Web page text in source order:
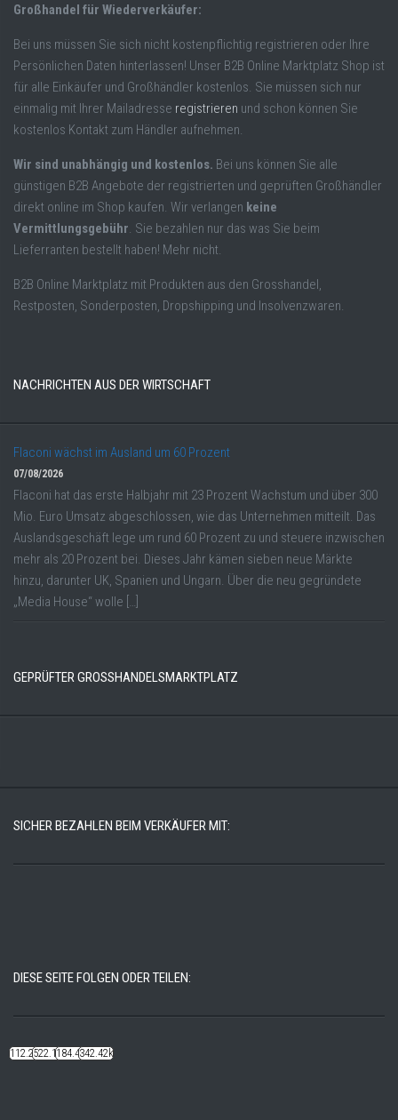
Großhandel für Wiederverkäufer:
Bei uns müssen Sie sich nicht kostenpflichtig registrieren oder Ihre
Persönlichen Daten hinterlassen! Unser B2B Online Marktplatz Shop ist
für alle Einkäufer und Großhändler kostenlos. Sie müssen sich nur
einmalig mit Ihrer Mailadresse registrieren und schon können Sie
kostenlos Kontakt zum Händler aufnehmen.
Wir sind unabhängig und kostenlos. Bei uns können Sie alle
günstigen B2B Angebote der registrierten und geprüften Großhändler
direkt online im Shop kaufen. Wir verlangen keine
Vermittlungsgebühr . Sie bezahlen nur das was Sie beim
Lieferranten bestellt haben! Mehr nicht.
B2B Online Marktplatz mit Produkten aus den Grosshandel,
Restposten, Sonderposten, Dropshipping und Insolvenzwaren.
NACHRICHTEN AUS DER WIRTSCHAFT
Flaconi wächst im Ausland um 60 Prozent
07/08/2026
Flaconi hat das erste Halbjahr mit 23 Prozent Wachstum und über 300
Mio. Euro Umsatz abgeschlossen, wie das Unternehmen mitteilt. Das
Auslandsgeschäft lege um rund 60 Prozent zu und steuere inzwischen
mehr als 20 Prozent bei. Dieses Jahr kämen sieben neue Märkte
hinzu, darunter UK, Spanien und Ungarn. Über die neu gegründete
„Media House“ wolle […]
GEPRÜFTER GROSSHANDELSMARKTPLATZ
SICHER BEZAHLEN BEIM VERKÄUFER MIT:
DIESE SEITE FOLGEN ODER TEILEN:
112.22k522.14k184.48k342.42k